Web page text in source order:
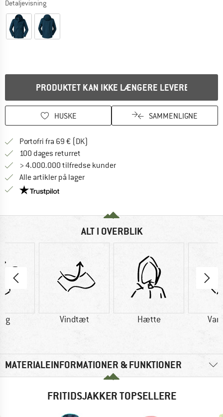
Detaljevisning
PRODUKTET KAN IKKE LÆNGERE LEVERES
HUSKE SAMMENLIGNE
Portofri fra 69 € (DK)
100 dages returret
> 4.000.000 tilfredse kunder
Alle artikler på lager
Vi er Trustpilot-certificeret - oplysningerne får du
ALT I OVERBLIK
g Vindtæt Hætte
MATERIALEINFORMATIONER & FUNKTIONER
FRITIDSJAKKER TOPSELLERE